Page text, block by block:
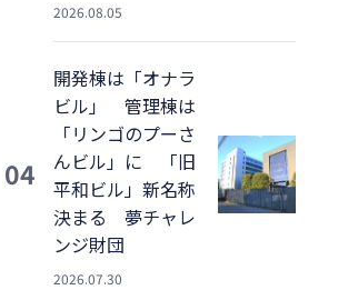
2026.08.05
04
開発棟は「オナラ
ビル」 管理棟は
「リンゴのプーさ
んビル」に 「旧
平和ビル」新名称
決まる 夢チャレ
ンジ財団
2026.07.30